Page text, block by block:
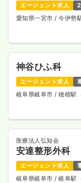
エージェント求人
愛知県一宮市/ 今伊勢
神谷ひふ科
エージェント求人
岐阜県岐阜市/ 穂積駅
医療法人弘知会
安達整形外科
エージェント求人
岐阜県岐阜市/ 岐阜駅